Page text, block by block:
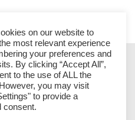
SÃO PAULO
VITÓRIA
on our website to
most relevant experience
your preferences and
By clicking “Accept All”,
to the use of ALL the
you may visit
to provide a
consent.